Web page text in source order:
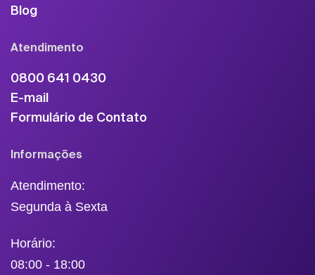
Blog
Atendimento
0800 641 0430
E-mail
Formulário de Contato
Informações
Atendimento:
Segunda à Sexta
Horário:
08:00 - 18:00